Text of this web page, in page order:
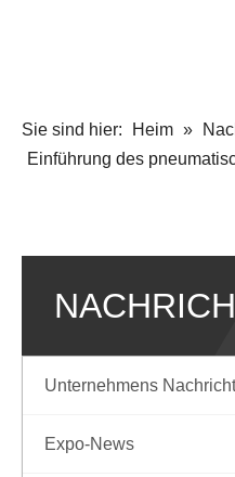
Sie sind hier: Heim »
Einführung des
Unternehmens
Expo-News